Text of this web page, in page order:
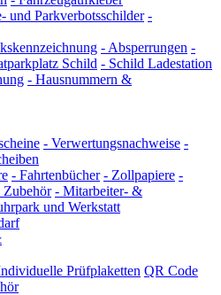
und Parkverbotsschilder -
- Absperrungen -
Schild - Schild Ladestation
- Hausnummern &
- Verwertungsnachweise -
- Fahrtenbücher - Zollpapiere -
Zubehör - Mitarbeiter- &
und Werkstatt
Prüfplaketten QR Code